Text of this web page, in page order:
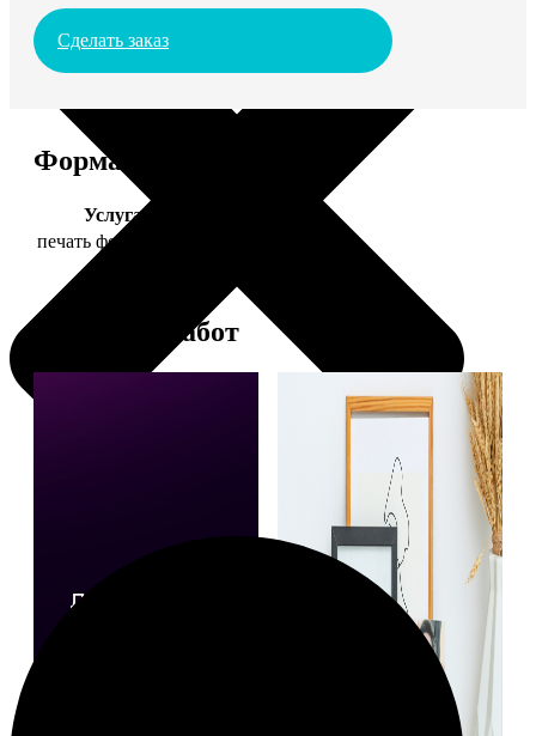
Сделать заказ
Форматы и цены
Услуга
печать фото 20х30
Примеры работ